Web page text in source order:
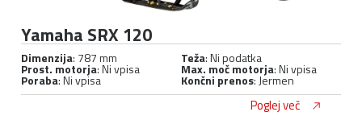
Yamaha SRX 120
Dimenzija: 787 mm Teža: Ni podatka
Prost. motorja: Ni vpisa Max. moč motorja: Ni vpisa
Poraba: Ni vpisa Končni prenos: Jermen
Poglej več